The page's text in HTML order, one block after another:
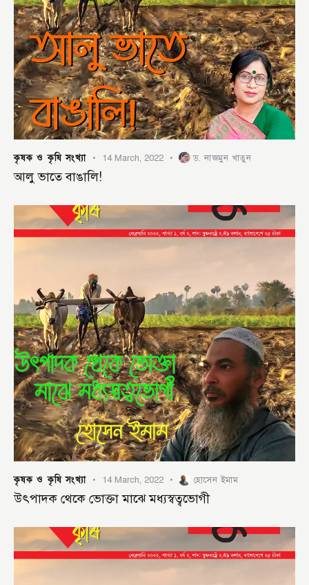
কৃষক ও কৃষি সংখ্যা 14 March, 2022 ড. নাজমুন খাতুন
আলু ভাতে বাঙালি!
কৃষক ও কৃষি সংখ্যা 14 March, 2022 হোসেন ইমাম
উৎপাদক থেকে ভোক্তা মাঝে মধ্যস্বত্বভোগী